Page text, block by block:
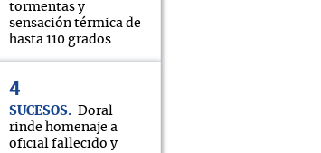
tormentas y
sensación térmica de
hasta 110 grados
SUCESOS
Doral
rinde homenaje a
oficial fallecido y